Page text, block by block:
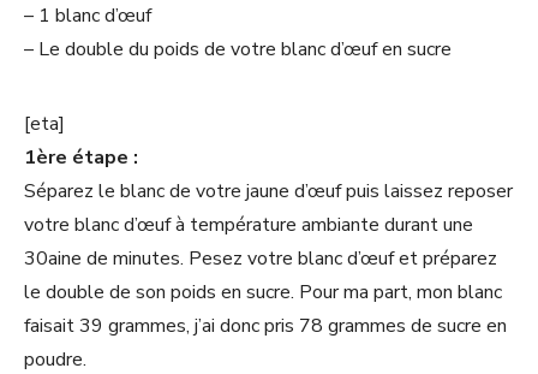
– 1 blanc d’œuf
– Le double du poids de votre blanc d’œuf en sucre
[eta]
1ère étape :
Séparez le blanc de votre jaune d’œuf puis laissez reposer
votre blanc d’œuf à température ambiante durant une
30aine de minutes. Pesez votre blanc d’œuf et préparez
le double de son poids en sucre. Pour ma part, mon blanc
faisait 39 grammes, j’ai donc pris 78 grammes de sucre en
poudre.